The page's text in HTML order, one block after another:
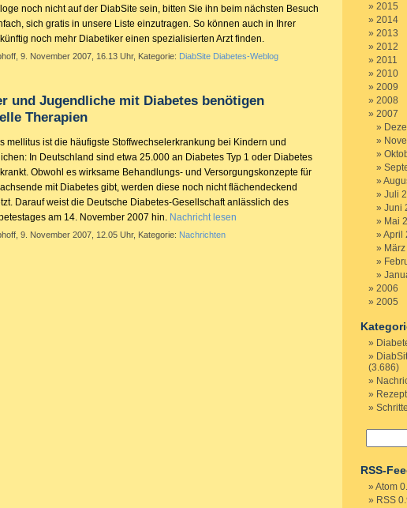
noch nicht auf der DiabSite sein, bitten Sie ihn beim nächsten Besuch
sich gratis in unsere Liste einzutragen. So können auch in Ihrer
noch mehr Diabetiker einen spezialisierten Arzt finden.
9. November 2007, 16.13 Uhr, Kategorie: DiabSite Diabetes-Weblog
und Jugendliche mit Diabetes benötigen
Therapien
mellitus ist die häufigste Stoffwechselerkrankung bei Kindern und
In Deutschland sind etwa 25.000 an Diabetes Typ 1 oder Diabetes
Obwohl es wirksame Behandlungs- und Versorgungskonzepte für
mit Diabetes gibt, werden diese noch nicht flächendeckend
Darauf weist die Deutsche Diabetes-Gesellschaft anlässlich des
am 14. November 2007 hin. Nachricht lesen
9. November 2007, 12.05 Uhr, Kategorie: Nachrichten
2015
2014
2013
2012
2011
2010
2009
2008
2007
Juli
Juni
Mai
April
2006
2005
(3.686)
RSS-
Atom
RSS